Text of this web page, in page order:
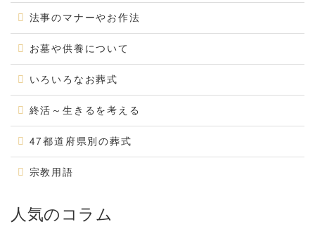
法事のマナーやお作法
お墓や供養について
いろいろなお葬式
終活～生きるを考える
47都道府県別の葬式
宗教用語
人気のコラム